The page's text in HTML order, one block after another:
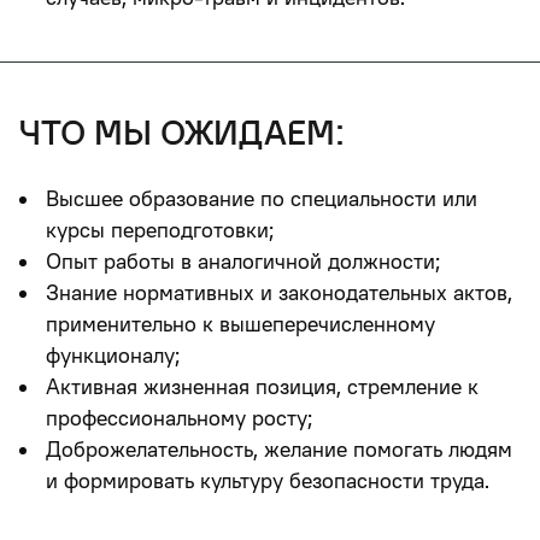
что мы ожидаем:
Высшее образование по специальности или
курсы переподготовки;
Опыт работы в аналогичной должности;
Знание нормативных и законодательных актов,
применительно к вышеперечисленному
функционалу;
Активная жизненная позиция, стремление к
профессиональному росту;
Доброжелательность, желание помогать людям
и формировать культуру безопасности труда.